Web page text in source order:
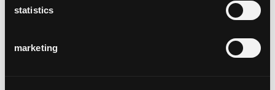
statistics
marketing